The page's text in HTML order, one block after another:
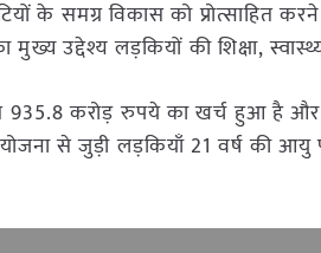
के समग्र विकास को प्रोत्साहित
उद्देश्य लड़कियों की शिक्षा,
935.8 करोड़ रुपये का खर्च हुआ है
से जुड़ी लड़कियाँ 21 वर्ष की आयु